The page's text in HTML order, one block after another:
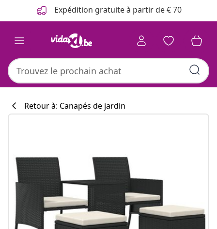
Expédition gratuite à partir de € 70
Retour à: Canapés de jardin